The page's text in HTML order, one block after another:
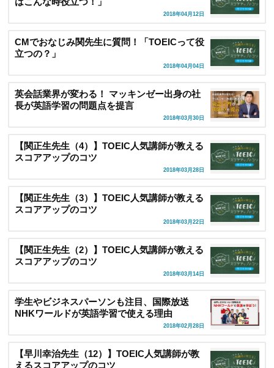
2018年04月12日
CMでおなじみ関先生に質問！「TOEICって役
立つの？」
2018年04月04日
英会話業界が変わる！ マッキンゼー出身の社
長が英語学習の問題点を提言
2018年03月30日
【関正生先生（4）】TOEIC人気講師が教える
スコアアップのコツ
2018年03月28日
【関正生先生（3）】TOEIC人気講師が教える
スコアアップのコツ
2018年03月22日
【関正生先生（2）】TOEIC人気講師が教える
スコアアップのコツ
2018年03月14日
学生やビジネスパーソンも注目、国際放送
NHKワールドが英語学習で使える理由
2018年02月28日
【早川幸治先生（12）】TOEIC人気講師が教
えるスコアアップのコツ